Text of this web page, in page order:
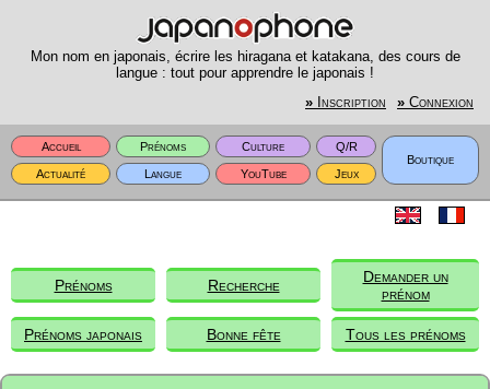
Mon nom en japonais, écrire les hiragana et katakana, des cours de
langue : tout pour apprendre le japonais !
» Inscription » Connexion
Accueil Prénoms Culture
Q/R
Boutique
Actualité
Langue YouTube Jeux
Prénoms Recherche
Demander un
prénom
Prénoms japonais Bonne fête Tous les prénoms